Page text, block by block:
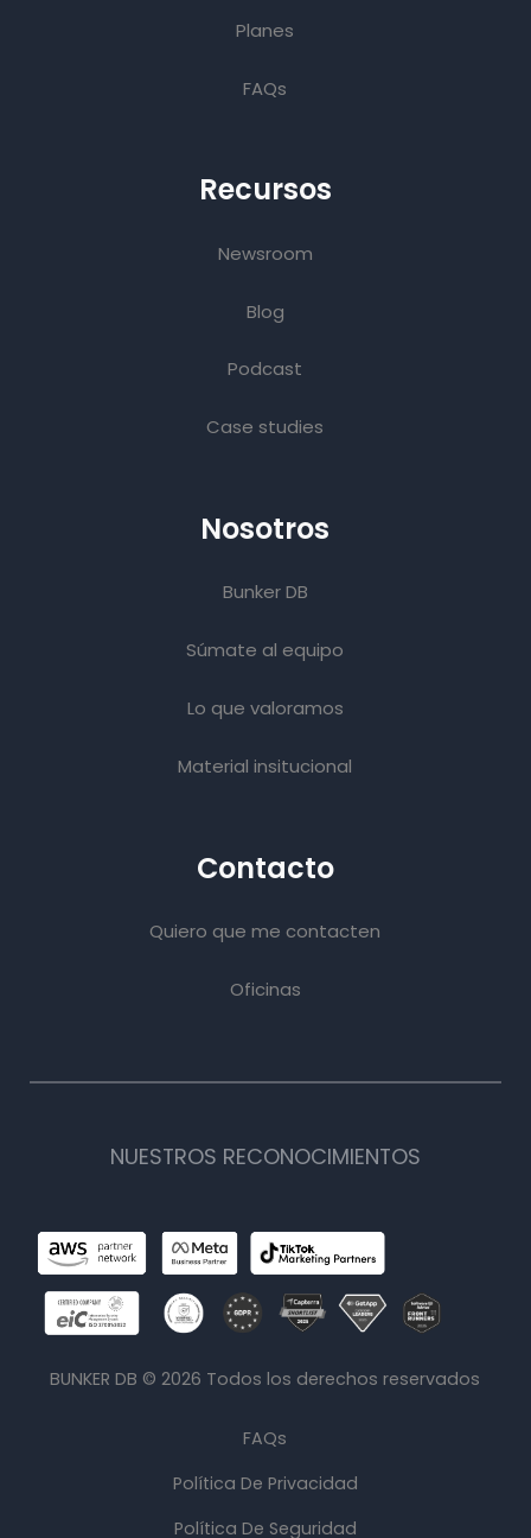
Planes
FAQs
Recursos
Newsroom
Blog
Podcast
Case studies
Nosotros
Bunker DB
Súmate al equipo
Lo que valoramos
Material insitucional
Contacto
Quiero que me contacten
Oficinas
NUESTROS RECONOCIMIENTOS
BUNKER DB ©2026 Todos los derechos reservados
FAQs
Política De Privacidad
Política De Seguridad